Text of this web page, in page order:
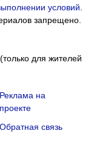
условий
запрещено.
(только для жителей
Реклама на
проекте
Обратная связь